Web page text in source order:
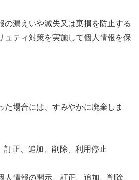
の漏えいや滅失又は棄損を防止する
ュティ対策を実施して個人情報を保
た場合には、すみやかに廃棄しま
訂正、追加、削除、利用停止
人情報の開示、訂正、追加、削除、